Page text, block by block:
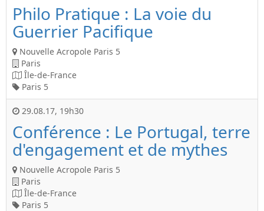
Philo Pratique : La voie du
Guerrier Pacifique
Nouvelle Acropole Paris 5
Paris
Île-de-France
Paris 5
29.08.17, 19h30
Conférence : Le Portugal, terre
d'engagement et de mythes
Nouvelle Acropole Paris 5
Paris
Île-de-France
Paris 5